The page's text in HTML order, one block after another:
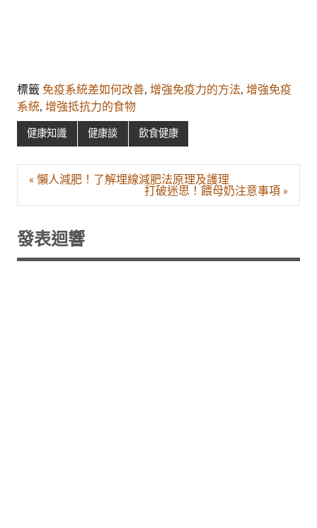
標籤 免疫系統差如何改善, 增強免疫力的方法, 增強免疫
系統, 增強抵抗力的食物
健康知識 健康談 飲食健康
文
« 懶人減肥！了解埋線減肥法原理及護理
打破迷思！餵母奶注意事項 »
發表迴響